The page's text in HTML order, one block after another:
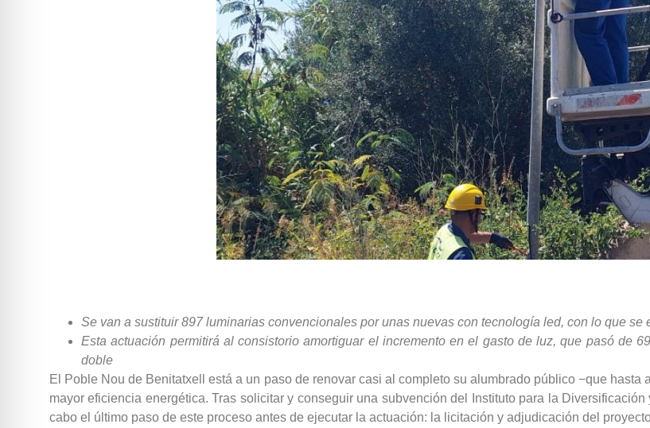
Se van a sustituir 897 luminarias convencionales por unas nuevas con tecnología led, con lo que
Esta actuación permitirá al consistorio amortiguar el incremento en el gasto de luz, que pasó de
doble
El Poble Nou de Benitatxell está a un paso de renovar casi al completo su alumbrado público −que
mayor eficiencia energética. Tras solicitar y conseguir una subvención del Instituto para la
cabo el último paso de este proceso antes de ejecutar la actuación: la licitación y adjudicación del